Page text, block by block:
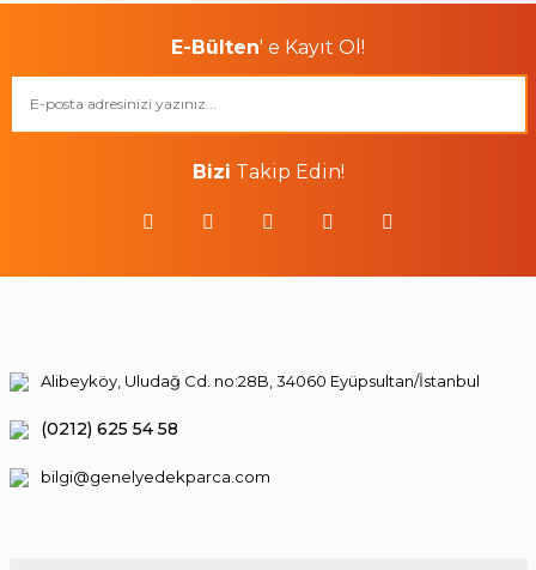
E-Bülten' e Kayıt Ol!
Bizi Takip Edin!
Alibeyköy, Uludağ Cd. no:28B, 34060 Eyüpsultan/İstanbul
(0212) 625 54 58
bilgi@genelyedekparca.com